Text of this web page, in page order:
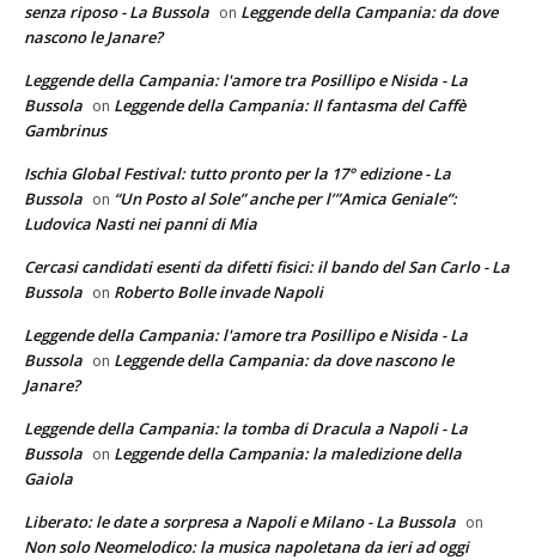
senza riposo - La Bussola on Leggende della Campania: da dove
nascono le Janare?
Leggende della Campania: l'amore tra Posillipo e Nisida - La
Bussola on Leggende della Campania: Il fantasma del Caffè
Gambrinus
Ischia Global Festival: tutto pronto per la 17° edizione - La
Bussola on “Un Posto al Sole” anche per l’”Amica Geniale”:
Ludovica Nasti nei panni di Mia
Cercasi candidati esenti da difetti fisici: il bando del San Carlo - La
Bussola on Roberto Bolle invade Napoli
Leggende della Campania: l'amore tra Posillipo e Nisida - La
Bussola on Leggende della Campania: da dove nascono le
Janare?
Leggende della Campania: la tomba di Dracula a Napoli - La
Bussola on Leggende della Campania: la maledizione della
Gaiola
Liberato: le date a sorpresa a Napoli e Milano - La Bussola on
Non solo Neomelodico: la musica napoletana da ieri ad oggi